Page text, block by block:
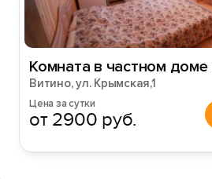
Комната в частном доме
Витино, ул. Крымская,1
Цена за сутки
от 2900 руб.